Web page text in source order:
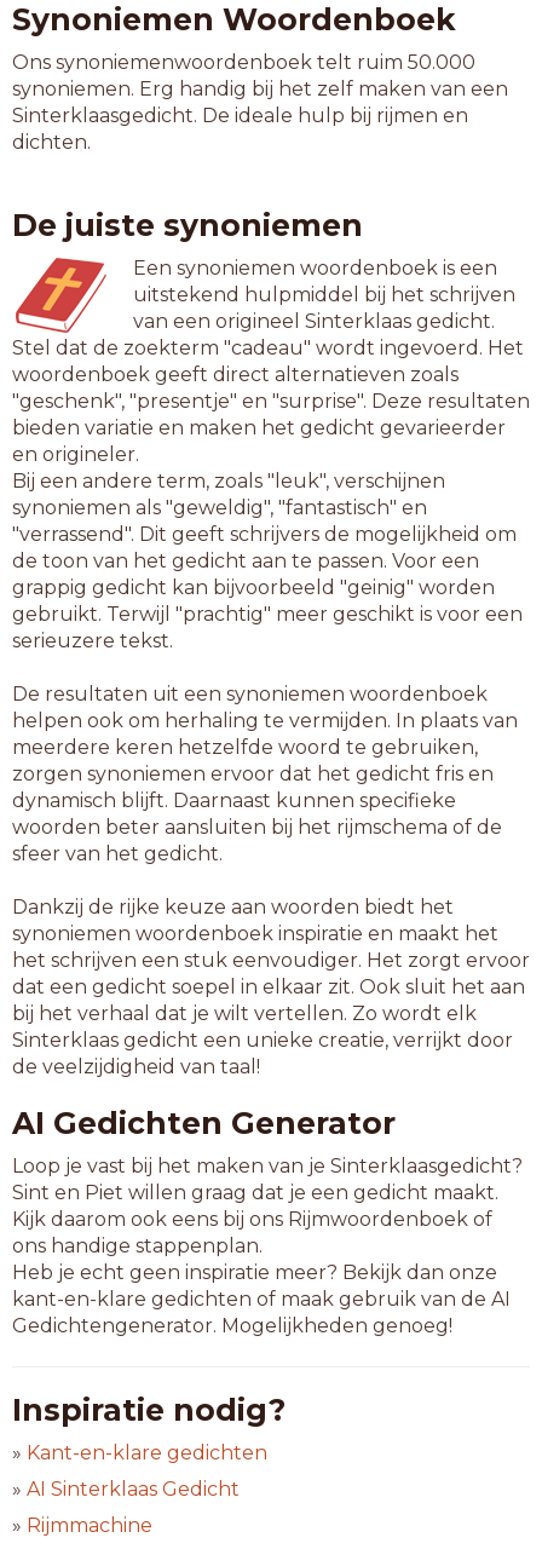
Synoniemen Woordenboek
Ons synoniemenwoordenboek telt ruim 50.000
synoniemen. Erg handig bij het zelf maken van een
Sinterklaasgedicht. De ideale hulp bij rijmen en
dichten.
De juiste synoniemen
Een synoniemen woordenboek is een
uitstekend hulpmiddel bij het schrijven
van een origineel Sinterklaas gedicht.
Stel dat de zoekterm "cadeau" wordt ingevoerd. Het
woordenboek geeft direct alternatieven zoals
"geschenk", "presentje" en "surprise". Deze resultaten
bieden variatie en maken het gedicht gevarieerder
en origineler.
Bij een andere term, zoals "leuk", verschijnen
synoniemen als "geweldig", "fantastisch" en
"verrassend". Dit geeft schrijvers de mogelijkheid om
de toon van het gedicht aan te passen. Voor een
grappig gedicht kan bijvoorbeeld "geinig" worden
gebruikt. Terwijl "prachtig" meer geschikt is voor een
serieuzere tekst.
De resultaten uit een synoniemen woordenboek
helpen ook om herhaling te vermijden. In plaats van
meerdere keren hetzelfde woord te gebruiken,
zorgen synoniemen ervoor dat het gedicht fris en
dynamisch blijft. Daarnaast kunnen specifieke
woorden beter aansluiten bij het rijmschema of de
sfeer van het gedicht.
Dankzij de rijke keuze aan woorden biedt het
synoniemen woordenboek inspiratie en maakt het
het schrijven een stuk eenvoudiger. Het zorgt ervoor
dat een gedicht soepel in elkaar zit. Ook sluit het aan
bij het verhaal dat je wilt vertellen. Zo wordt elk
Sinterklaas gedicht een unieke creatie, verrijkt door
de veelzijdigheid van taal!
AI Gedichten Generator
Loop je vast bij het maken van je Sinterklaasgedicht?
Sint en Piet willen graag dat je een gedicht maakt.
Kijk daarom ook eens bij ons Rijmwoordenboek of
ons handige stappenplan.
Heb je echt geen inspiratie meer? Bekijk dan onze
kant-en-klare gedichten of maak gebruik van de AI
Gedichtengenerator. Mogelijkheden genoeg!
Inspiratie nodig?
» Kant-en-klare gedichten
» AI Sinterklaas Gedicht
» Rijmmachine